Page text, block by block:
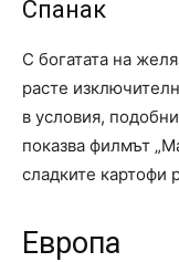
Спанак
С богатата на
расте
в условия,
показва филмът
сладките картофи
Европа